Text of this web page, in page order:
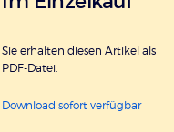
Sie erhalten diesen Artikel als
PDF-Datei.
Download sofort verfügbar